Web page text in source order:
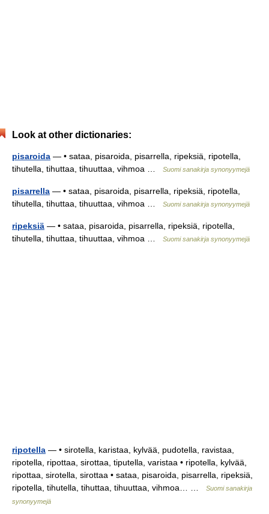
Look at other dictionaries:
pisaroida — • sataa, pisaroida, pisarrella, ripeksiä, ripotella,
tihutella, tihuttaa, tihuuttaa, vihmoa …
Suomi sanakirja synonyymejä
pisarrella — • sataa, pisaroida, pisarrella, ripeksiä, ripotella,
tihutella, tihuttaa, tihuuttaa, vihmoa …
Suomi sanakirja synonyymejä
ripeksiä — • sataa, pisaroida, pisarrella, ripeksiä, ripotella,
tihutella, tihuttaa, tihuuttaa, vihmoa …
Suomi sanakirja synonyymejä
ripotella — • sirotella, karistaa, kylvää, pudotella, ravistaa,
ripotella, ripottaa, sirottaa, tiputella, varistaa • ripotella, kylvää,
ripottaa, sirotella, sirottaa • sataa, pisaroida, pisarrella, ripeksiä,
ripotella, tihutella, tihuttaa, tihuuttaa, vihmoa… …
Suomi sanakirja
synonyymejä